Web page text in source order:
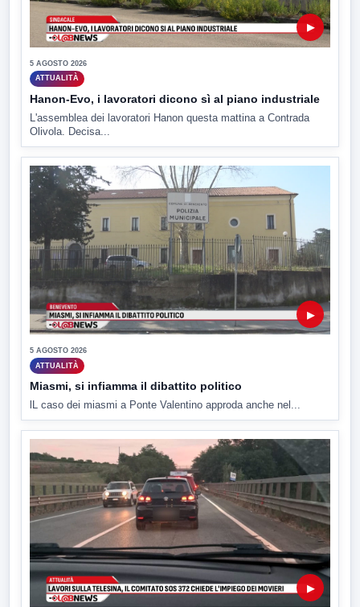
▶
5 AGOSTO 2026
ATTUALITÀ
Hanon-Evo, i lavoratori dicono sì al piano industriale
L'assemblea dei lavoratori Hanon questa mattina a Contrada
Olivola. Decisa...
▶
5 AGOSTO 2026
ATTUALITÀ
Miasmi, si infiamma il dibattito politico
lL caso dei miasmi a Ponte Valentino approda anche nel...
▶